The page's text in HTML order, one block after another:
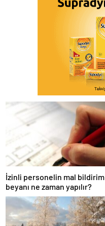
İzinli personelin mal bildirim
beyanı ne zaman yapılır?